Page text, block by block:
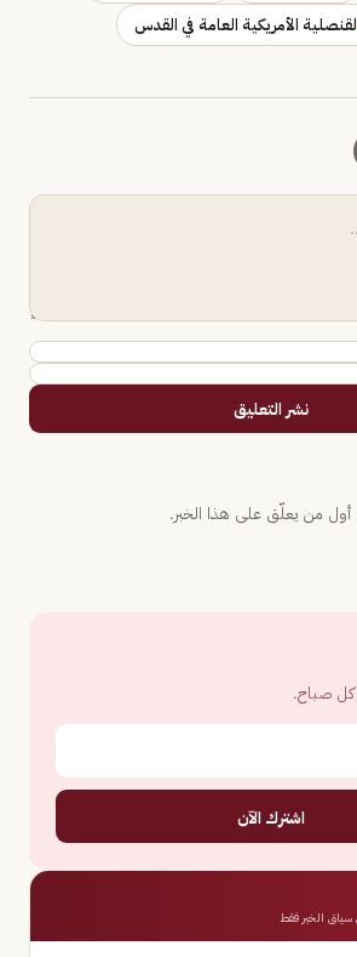
الأمريكية العامة في القدس
نشر التعليق
أول من يعلّق على هذا الخبر.
كل صباح.
اشترك الآن
الخبر فقط